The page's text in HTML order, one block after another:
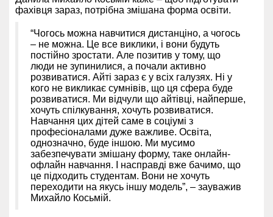
фахівця зараз, потрібна змішана форма освіти.
“Чогось можна навчитися дистанціно, а чогось
– не можна. Це все виклики, і вони будуть
постійно зростати. Але позитив у тому, що
люди не зупинилися, а почали активно
розвиватися. Айті зараз є у всіх галузях. Ні у
кого не викликає сумнівів, що ця сфера буде
розвиватися. Ми відчули що айтівці, найперше,
хочуть спілкування, хочуть розвиватися.
Навчання цих дітей саме в соціумі з
професіоналами дуже важливе. Освіта,
однозначно, буде іншою. Ми мусимо
забезпечувати змішану форму, таке онлайн-
офлайн навчання. І насправді вже бачимо, що
це підходить студентам. Вони не хочуть
переходити на якусь іншу модель”, – зауважив
Михайло Косьмій.